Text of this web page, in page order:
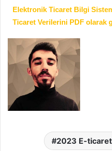
Elektronik Ticaret Bilgi
Ticaret Verilerini PDF olarak
2023 E-ticaret